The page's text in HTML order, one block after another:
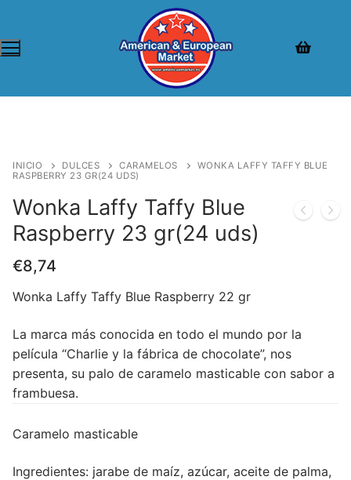
INICIO DULCES CARAMELOS
WONKA LAFFY TAFFY BLUE
RASPBERRY 23 GR(24 UDS)
Wonka Laffy Taffy Blue
Raspberry 23 gr(24 uds)
€8,74
Wonka Laffy Taffy Blue Raspberry 22 gr
La marca más conocida en todo el mundo por la
película “Charlie y la fábrica de chocolate”, nos
presenta, su palo de caramelo masticable con sabor a
frambuesa.
Caramelo masticable
Ingredientes: jarabe de maíz, azúcar, aceite de palma,